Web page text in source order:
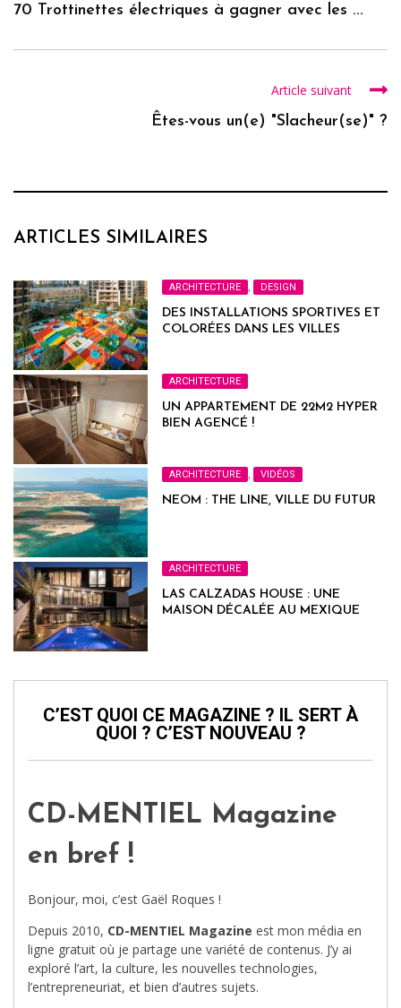
70 Trottinettes électriques à gagner avec les ...
Article suivant
Êtes-vous un(e) "Slacheur(se)" ?
ARTICLES SIMILAIRES
ARCHITECTURE , DESIGN
DES INSTALLATIONS SPORTIVES ET
COLORÉES DANS LES VILLES
ARCHITECTURE
UN APPARTEMENT DE 22M2 HYPER
BIEN AGENCÉ !
ARCHITECTURE , VIDÉOS
NEOM : THE LINE, VILLE DU FUTUR
ARCHITECTURE
LAS CALZADAS HOUSE : UNE
MAISON DÉCALÉE AU MEXIQUE
C’EST QUOI CE MAGAZINE ? IL SERT À
QUOI ? C’EST NOUVEAU ?
CD-MENTIEL Magazine
en bref !
Bonjour, moi, c’est Gaël Roques !
Depuis 2010, CD-MENTIEL Magazine est mon média en
ligne gratuit où je partage une variété de contenus. J’y ai
exploré l’art, la culture, les nouvelles technologies,
l’entrepreneuriat, et bien d’autres sujets.